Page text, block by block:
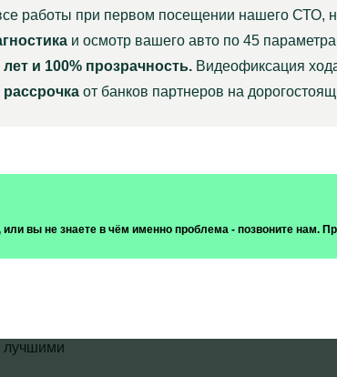
работы при первом посещении нашего СТО,
и осмотр вашего авто по 45
лет и 100% прозрачность. Видеофиксация
от банков партнеров на
или вы не знаете в чём именно проблема - позвоните нам.